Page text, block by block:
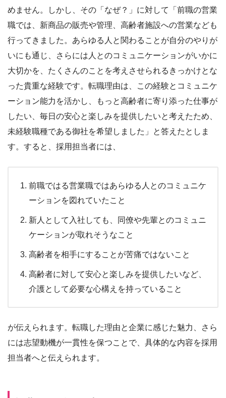
めません。しかし、その「なぜ？」に対して「前職の営業
職では、新商品の販売や管理、高齢者施設への営業なども
行ってきました。あらゆる人と関わることが自分のやりが
いにも通じ、さらには人とのコミュニケーションがいかに
大切かを、たくさんのことを考えさせられるきっかけとな
った貴重な経験です。転職理由は、この経験とコミュニケ
ーション能力を活かし、もっと高齢者に寄り添った仕事が
したい、毎日の安心と楽しみを提供したいと考えたため、
未経験職種である御社を希望しました」と答えたとしま
す。すると、採用担当者には、
前職ではる営業職ではあらゆる人とのコミュニケ
ーションを図れていたこと
新人として入社しても、同僚や先輩とのコミュニ
ケーションが取れそうなこと
高齢者を相手にすることが苦痛ではないこと
高齢者に対して安心と楽しみを提供したいなど、
介護として必要な心構えを持っていること
が伝えられます。転職した理由と企業に感じた魅力、さら
には志望動機が一貫性を保つことで、具体的な内容を採用
担当者へと伝えられます。